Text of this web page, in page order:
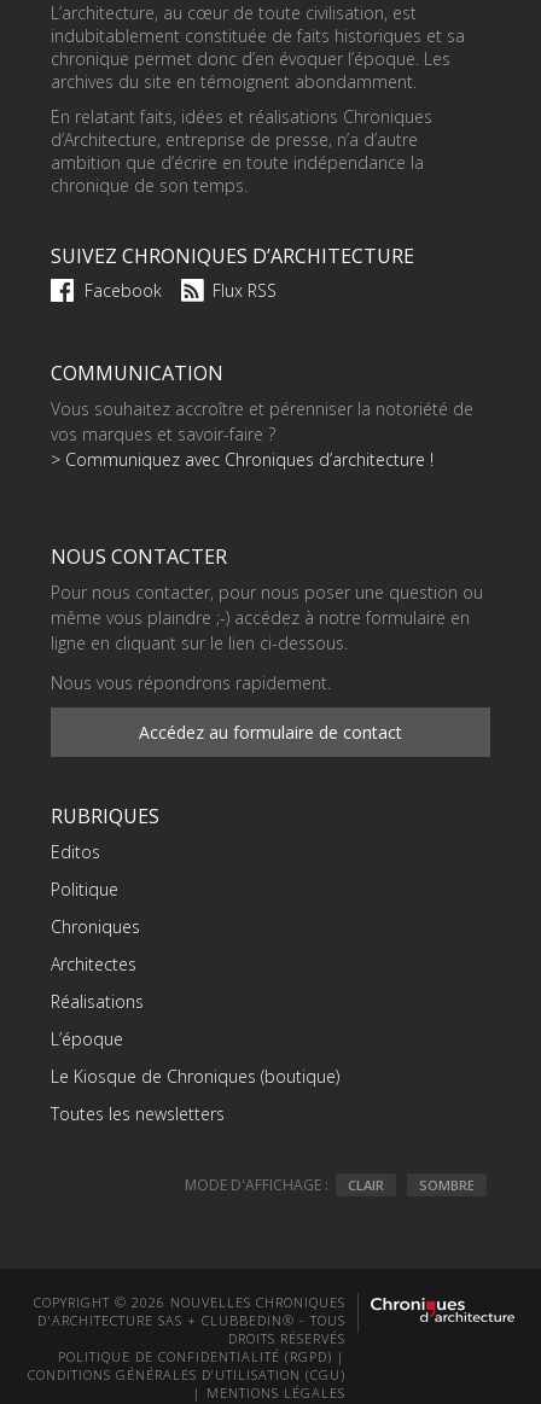
L’architecture, au cœur de toute civilisation, est
indubitablement constituée de faits historiques et sa
chronique permet donc d’en évoquer l’époque. Les
archives du site en témoignent abondamment.
En relatant faits, idées et réalisations Chroniques
d’Architecture, entreprise de presse, n’a d’autre
ambition que d’écrire en toute indépendance la
chronique de son temps.
SUIVEZ CHRONIQUES D’ARCHITECTURE
Facebook Flux RSS
COMMUNICATION
Vous souhaitez accroître et pérenniser la notoriété de
vos marques et savoir-faire ?
> Communiquez avec Chroniques d’architecture !
NOUS CONTACTER
Pour nous contacter, pour nous poser une question ou
même vous plaindre ;-) accédez à notre formulaire en
ligne en cliquant sur le lien ci-dessous.
Nous vous répondrons rapidement.
Accédez au formulaire de contact
RUBRIQUES
Editos
Politique
Chroniques
Architectes
Réalisations
L’époque
Le Kiosque de Chroniques (boutique)
Toutes les newsletters
MODE D'AFFICHAGE : CLAIR SOMBRE
COPYRIGHT © 2026 NOUVELLES CHRONIQUES
D'ARCHITECTURE SAS + CLUBBEDIN® - TOUS
DROITS RÉSERVÉS
POLITIQUE DE CONFIDENTIALITÉ (RGPD) |
CONDITIONS GÉNÉRALES D’UTILISATION (CGU)
| MENTIONS LÉGALES